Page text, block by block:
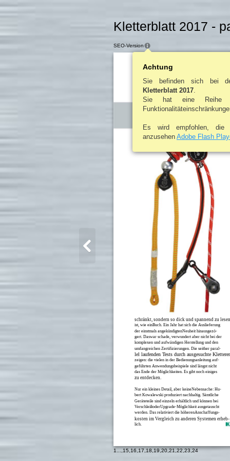
Kletterblatt 2017 -
schränkt, sondern so dick und spannend zu lesen
ist, wie einBuch. Ein Jahr hat sich die Auslieferung
der einstmals angekündigtenNeuheit hinausgezö-
gert. Daswar schade, verwundert aber nicht bei der
komplexen und aufwändigen Herstellung und den
umfangreichen Zertifizierungen. Die seither paral-
lel laufenden Tests durch ausgesuchte Kletterer
zeigen: die vielen in der Bedienungsanleitung auf-
geführten Anwendungsbeispiele sind längst nicht
das Ende der Möglichkeiten. Es gibt noch einiges
zu entdecken.
Nur ein kleines Detail, aber keineNebensache: Hu-
bert Kowalewski produziert nachhaltig. Sämtliche
Geräteteile sind einzeln erhältlich und können bei
VerschleißoderUpgrade-Möglichkeit ausgetauscht
werden. Das relativiert die höherenAnschaffungs-
kosten im Vergleich zu anderen Systemen erheb-
lich.
SEO-Version
Achtung
Sie befinden sich bei
Kletterblatt 2017
Sie hat eine Reihe
Es wird empfohlen,
anzusehen Adobe Flash
1 ..., 15 16 17 18,19,20,21,22,23,24